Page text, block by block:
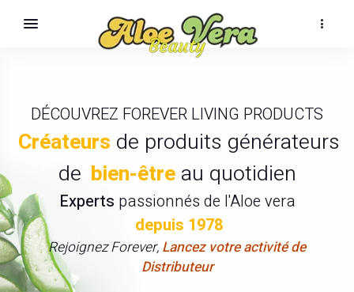
DÉCOUVREZ FOREVER LIVING PRODUCTS
Créateurs de produits générateurs
de bien-êtreau quotidien
Experts passionnés de l'Aloe vera
depuis 1978
Rejoignez Forever, Lancez votre activité de
Distributeur